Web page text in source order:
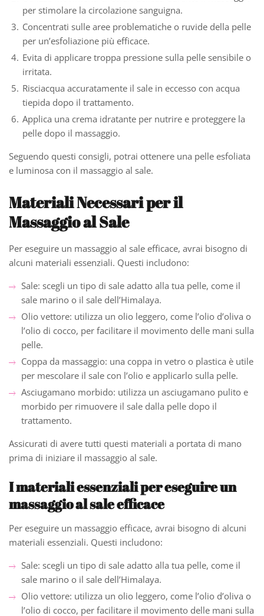
per stimolare la circolazione sanguigna.
Concentrati sulle aree problematiche o ruvide della pelle
per un’esfoliazione più efficace.
Evita di applicare troppa pressione sulla pelle sensibile o
irritata.
Risciacqua accuratamente il sale in eccesso con acqua
tiepida dopo il trattamento.
Applica una crema idratante per nutrire e proteggere la
pelle dopo il massaggio.
Seguendo questi consigli, potrai ottenere una pelle esfoliata
e luminosa con il massaggio al sale.
Materiali Necessari per il
Massaggio al Sale
Per eseguire un massaggio al sale efficace, avrai bisogno di
alcuni materiali essenziali. Questi includono:
Sale: scegli un tipo di sale adatto alla tua pelle, come il
sale marino o il sale dell’Himalaya.
Olio vettore: utilizza un olio leggero, come l’olio d’oliva o
l’olio di cocco, per facilitare il movimento delle mani sulla
pelle.
Coppa da massaggio: una coppa in vetro o plastica è utile
per mescolare il sale con l’olio e applicarlo sulla pelle.
Asciugamano morbido: utilizza un asciugamano pulito e
morbido per rimuovere il sale dalla pelle dopo il
trattamento.
Assicurati di avere tutti questi materiali a portata di mano
prima di iniziare il massaggio al sale.
I materiali essenziali per eseguire un
massaggio al sale efficace
Per eseguire un massaggio efficace, avrai bisogno di alcuni
materiali essenziali. Questi includono:
Sale: scegli un tipo di sale adatto alla tua pelle, come il
sale marino o il sale dell’Himalaya.
Olio vettore: utilizza un olio leggero, come l’olio d’oliva o
l’olio di cocco, per facilitare il movimento delle mani sulla